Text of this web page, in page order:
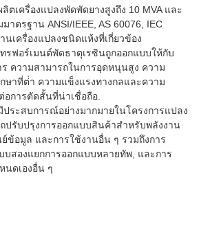
ลิตเครื่องแปลงพัดพัดยางสูงถึง 10 MVA และ
าตรฐาน ANSI/IEEE, AS 60076, IEC
นเครื่องแปลงชนิดแห้งที่เกี่ยวข้อง
ทรฟอร์เมนต์พัดธาตุเรซินถูกออกแบบให้กับ
ร ความสามารถในการอุดหนุนสูง ความ
ษาที่ต่ํา ความแข็งแรงทางกลและความ
อการตัดสั้นที่น่าเชื่อถือ.
ประสบการณ์อย่างมากมายในโครงการแปลง
ปรับปรุงการออกแบบสินค้าสําหรับพลังงาน
ข้อมูล และการใช้งานอื่น ๆ รวมถึงการ
บสองแยกการออกแบบหลายทัพ, และการ
นดเองอื่น ๆ